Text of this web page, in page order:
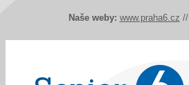
Naše weby: www.praha6.cz //